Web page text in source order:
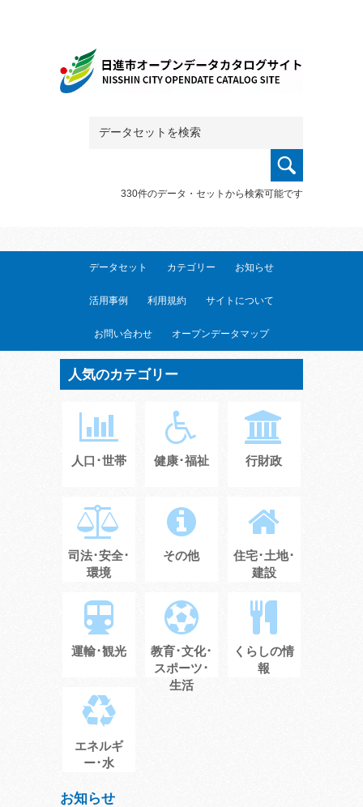
330件のデータ・セットから検索可能です
データセット カテゴリー お知らせ
活用事例 利用規約 サイトについて
お問い合わせ オープンデータマップ
人気のカテゴリー
人口･世帯 健康･福祉 行財政
司法･安全･
環境
その他
住宅･土地･
建設
運輸･観光
教育･文化･
スポーツ･
生活
くらしの情
報
エネルギ
ー･水
お知らせ